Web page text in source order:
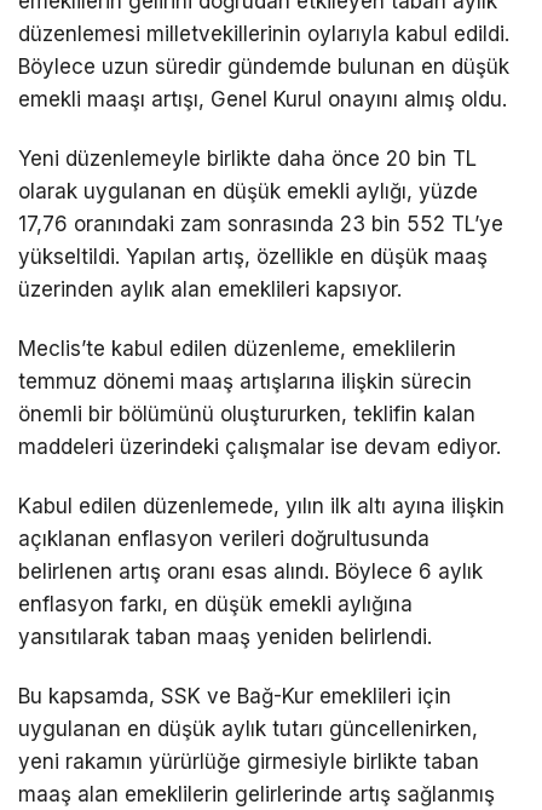
düzenlemesi milletvekillerinin oylarıyla kabul edildi.
Böylece uzun süredir gündemde bulunan en düşük
emekli maaşı artışı, Genel Kurul onayını almış oldu.
Yeni düzenlemeyle birlikte daha önce 20 bin TL
olarak uygulanan en düşük emekli aylığı, yüzde
17,76 oranındaki zam sonrasında 23 bin 552 TL’ye
yükseltildi. Yapılan artış, özellikle en düşük maaş
üzerinden aylık alan emeklileri kapsıyor.
Meclis’te kabul edilen düzenleme, emeklilerin
temmuz dönemi maaş artışlarına ilişkin sürecin
önemli bir bölümünü oluştururken, teklifin kalan
maddeleri üzerindeki çalışmalar ise devam ediyor.
Kabul edilen düzenlemede, yılın ilk altı ayına ilişkin
açıklanan enflasyon verileri doğrultusunda
belirlenen artış oranı esas alındı. Böylece 6 aylık
enflasyon farkı, en düşük emekli aylığına
yansıtılarak taban maaş yeniden belirlendi.
Bu kapsamda, SSK ve Bağ-Kur emeklileri için
uygulanan en düşük aylık tutarı güncellenirken,
yeni rakamın yürürlüğe girmesiyle birlikte taban
maaş alan emeklilerin gelirlerinde artış sağlanmış